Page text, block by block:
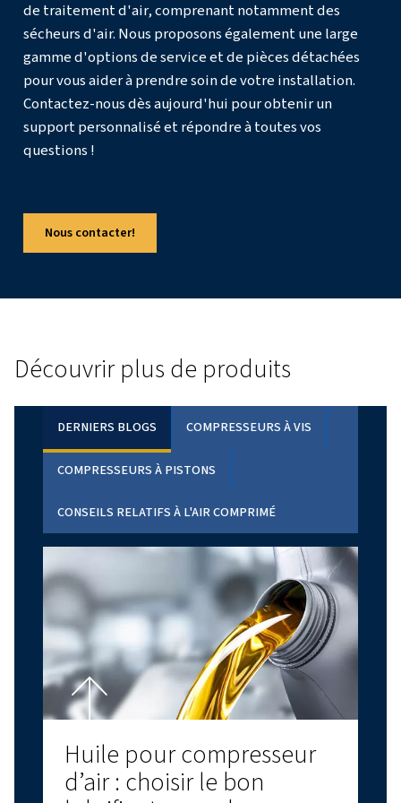
Pourquoi L’air Comprimé Sans Huile Est-Il
Dans La Fabrication Pharmaceutique ?
PRODUIT PHARE
ROLLAIR 300-850 V : DÉCOUVREZ LES
LA TECHNOLOGIE VSD
Découvrez le compresseur à vis à vitesse variable
obtenir une meilleure efficacité, accroître vos
d’énergie tout en conservant un environnement de